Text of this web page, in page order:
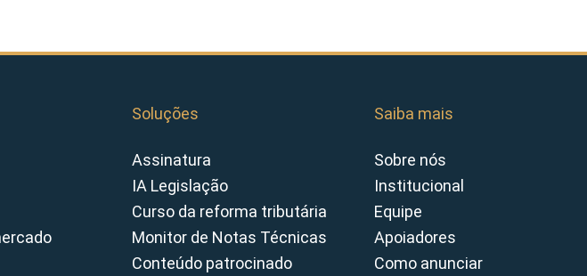
Soluções
Assinatura
IA Legislação
Curso da reforma tributária
Monitor de Notas Técnicas
Conteúdo patrocinado
Saiba mais
Sobre nós
Institucional
Equipe
Apoiadores
Como anunciar